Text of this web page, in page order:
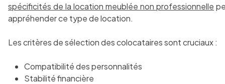
spécificités de la location meublée non professionnelle
appréhender ce type de location.
Les critères de sélection des colocataires sont cruciaux :
Compatibilité des personnalités
Stabilité financière